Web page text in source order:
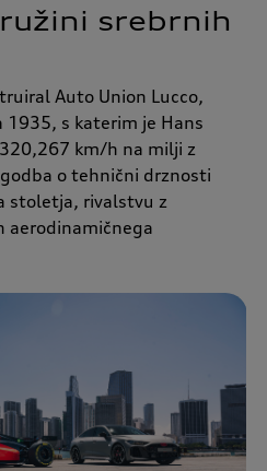
srebrnih
Auto Union Lucco,
s katerim je Hans
km/h na milji z
o tehnični drznosti
stoletja, rivalstvu z
aerodinamičnega